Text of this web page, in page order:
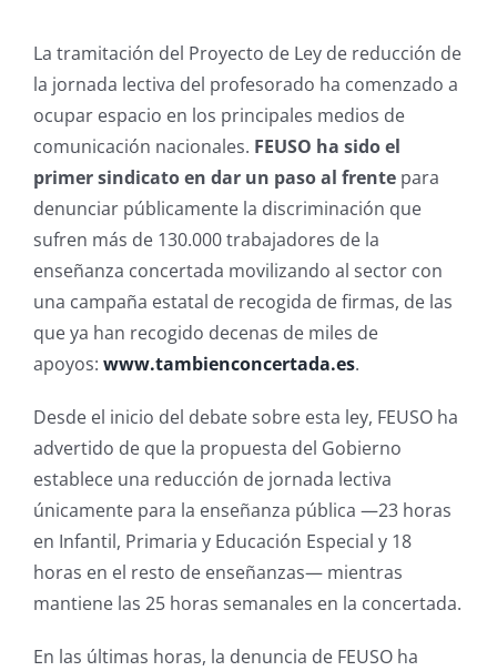
La tramitación del Proyecto de Ley de reducción de
la jornada lectiva del profesorado ha comenzado a
ocupar espacio en los principales medios de
comunicación nacionales. FEUSO ha sido el
primer sindicato en dar un paso al frente para
denunciar públicamente la discriminación que
sufren más de 130.000 trabajadores de la
enseñanza concertada movilizando al sector con
una campaña estatal de recogida de firmas, de las
que ya han recogido decenas de miles de
apoyos: www.tambienconcertada.es.
Desde el inicio del debate sobre esta ley, FEUSO ha
advertido de que la propuesta del Gobierno
establece una reducción de jornada lectiva
únicamente para la enseñanza pública —23 horas
en Infantil, Primaria y Educación Especial y 18
horas en el resto de enseñanzas— mientras
mantiene las 25 horas semanales en la concertada.
En las últimas horas, la denuncia de FEUSO ha